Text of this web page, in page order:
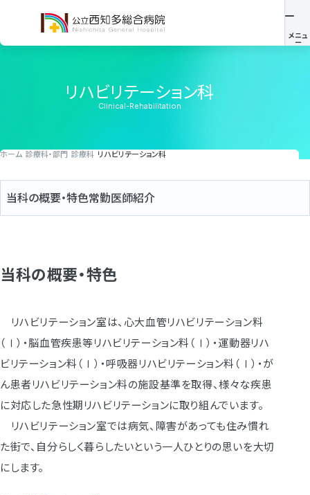
リハビリテーション科
Clinical-Rehabilitation
ホーム 診療科・部門 診療科 リハビリテーション科
当科の概要・特色常勤医師紹介
当科の概要・特色
リハビリテーション室は、心大血管リハビリテーション料
（Ⅰ）・脳血管疾患等リハビリテーション料（Ⅰ）・運動器リハ
ビリテーション料（Ⅰ）・呼吸器リハビリテーション料（Ⅰ）・が
ん患者リハビリテーション料の施設基準を取得、様々な疾患
に対応した急性期リハビリテーションに取り組んでいます。
リハビリテーション室では病気、障害があっても住み慣れ
た街で、自分らしく暮らしたいという一人ひとりの思いを大切
にします。